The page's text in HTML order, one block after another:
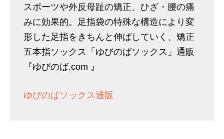
スポーツや外反母趾の矯正、ひざ・腰の痛
みに効果的。足指袋の特殊な構造により変
形した足指をきちんと伸ばしていく、矯正
五本指ソックス「ゆびのばソックス」通販
『ゆびのば.com 』
ゆびのばソックス通販